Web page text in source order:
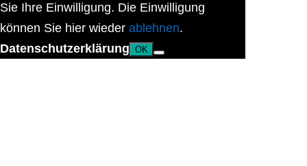
Sie Ihre Einwilligung. Die Einwilligung
können Sie hier wieder ablehnen.
Datenschutzerklärung OK